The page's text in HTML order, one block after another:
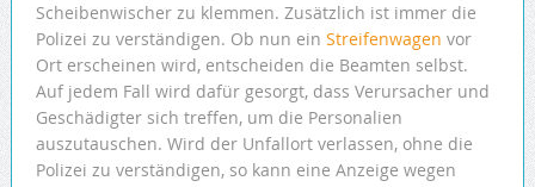
Scheibenwischer zu klemmen. Zusätzlich ist immer die
Polizei zu verständigen. Ob nun ein Streifenwagen vor
Ort erscheinen wird, entscheiden die Beamten selbst.
Auf jedem Fall wird dafür gesorgt, dass Verursacher und
Geschädigter sich treffen, um die Personalien
auszutauschen. Wird der Unfallort verlassen, ohne die
Polizei zu verständigen, so kann eine Anzeige wegen